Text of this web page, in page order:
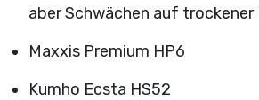
aber Schwächen auf trockener
Maxxis Premium HP6
Kumho Ecsta HS52